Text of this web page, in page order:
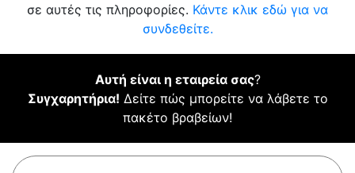
σε αυτές τις πληροφορίες. Κάντε κλικ εδώ για να
συνδεθείτε.
Αυτή είναι η εταιρεία σας?
Συγχαρητήρια! Δείτε πώς μπορείτε να λάβετε το
πακέτο βραβείων!